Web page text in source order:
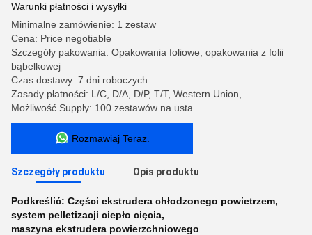
Warunki płatności i wysyłki
Minimalne zamówienie: 1 zestaw
Cena: Price negotiable
Szczegóły pakowania: Opakowania foliowe, opakowania z folii
bąbelkowej
Czas dostawy: 7 dni roboczych
Zasady płatności: L/C, D/A, D/P, T/T, Western Union,
Możliwość Supply: 100 zestawów na usta
Rozmawiaj Teraz.
Szczegóły produktu Opis produktu
Podkreślić: Części ekstrudera chłodzonego powietrzem,
system pelletizacji ciepło cięcia,
maszyna ekstrudera powierzchniowego